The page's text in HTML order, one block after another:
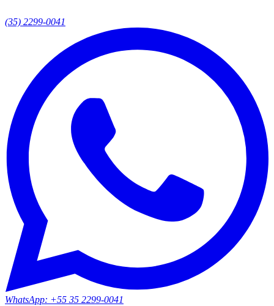
(35) 2299-0041
WhatsApp: +55 35 2299-0041